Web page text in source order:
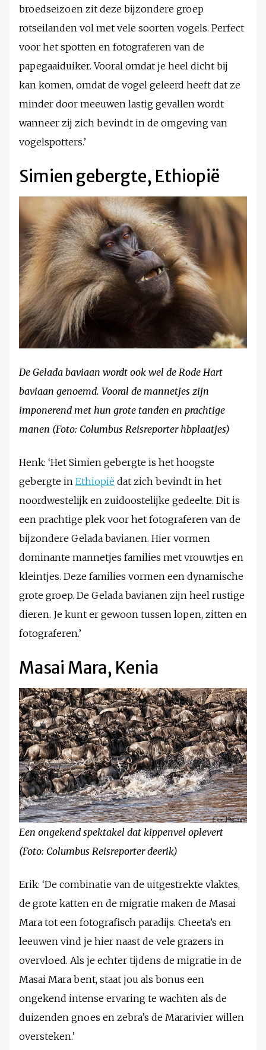
broedseizoen zit deze bijzondere groep
rotseilanden vol met vele soorten vogels. Perfect
voor het spotten en fotograferen van de
papegaaiduiker. Vooral omdat je heel dicht bij
kan komen, omdat de vogel geleerd heeft dat ze
minder door meeuwen lastig gevallen wordt
wanneer zij zich bevindt in de omgeving van
vogelspotters.’
Simien gebergte, Ethiopië
De Gelada baviaan wordt ook wel de Rode Hart
baviaan genoemd. Vooral de mannetjes zijn
imponerend met hun grote tanden en prachtige
manen (Foto: Columbus Reisreporter hbplaatjes)
Henk: ‘Het Simien gebergte is het hoogste
gebergte in Ethiopië dat zich bevindt in het
noordwestelijk en zuidoostelijke gedeelte. Dit is
een prachtige plek voor het fotograferen van de
bijzondere Gelada bavianen. Hier vormen
dominante mannetjes families met vrouwtjes en
kleintjes. Deze families vormen een dynamische
grote groep. De Gelada bavianen zijn heel rustige
dieren. Je kunt er gewoon tussen lopen, zitten en
fotograferen.’
Masai Mara, Kenia
Een ongekend spektakel dat kippenvel oplevert
(Foto: Columbus Reisreporter deerik)
Erik: ‘De combinatie van de uitgestrekte vlaktes,
de grote katten en de migratie maken de Masai
Mara tot een fotografisch paradijs. Cheeta’s en
leeuwen vind je hier naast de vele grazers in
overvloed. Als je echter tijdens de migratie in de
Masai Mara bent, staat jou als bonus een
ongekend intense ervaring te wachten als de
duizenden gnoes en zebra’s de Mararivier willen
oversteken.’